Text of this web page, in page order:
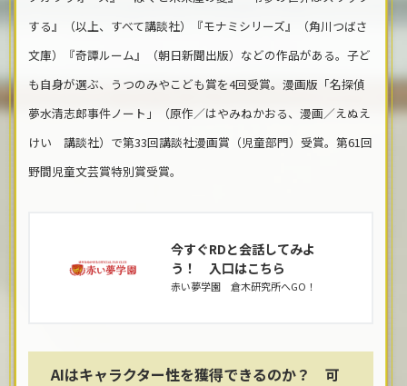
する』（以上、すべて講談社）『モナミシリーズ』（角川つばさ
文庫）『奇譚ルーム』（朝日新聞出版）などの作品がある。子ど
も自身が選ぶ、うつのみやこども賞を4回受賞。漫画版「名探偵
夢水清志郎事件ノート」（原作／はやみねかおる、漫画／えぬえ
けい 講談社）で第33回講談社漫画賞（児童部門）受賞。第61回
野間児童文芸賞特別賞受賞。
今すぐRDと会話してみよ
う！ 入口はこちら
赤い夢学園 倉木研究所へGO！
AIはキャラクター性を獲得できるのか？ 可